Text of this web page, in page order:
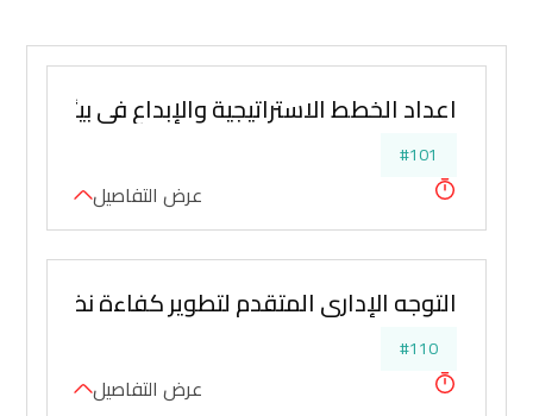
اعداد الخطط الاستراتيجية والإبداع في بيئات
#101
عرض التفاصيل
التوجه الإداري المتقدم لتطوير كفاءة نظم
#110
عرض التفاصيل